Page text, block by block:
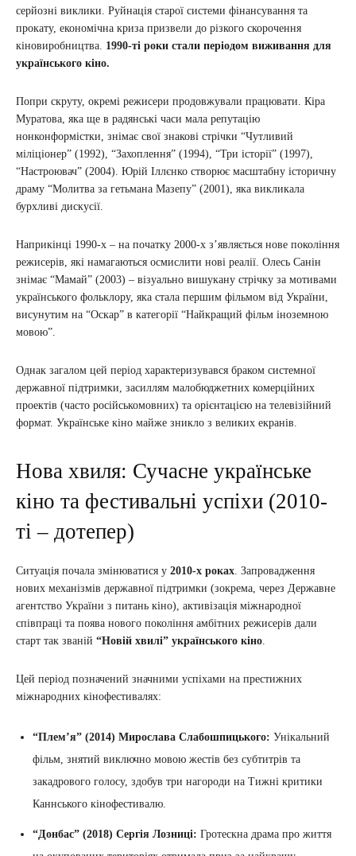
серйозні виклики. Руйнація старої системи фінансування та
прокату, економічна криза призвели до різкого скорочення
кіновиробництва. 1990-ті роки стали періодом виживання для
українського кіно.
Попри скруту, окремі режисери продовжували працювати. Кіра
Муратова, яка ще в радянські часи мала репутацію
нонконформістки, знімає свої знакові стрічки “Чутливий
міліціонер” (1992), “Захоплення” (1994), “Три історії” (1997),
“Настроювач” (2004). Юрій Іллєнко створює масштабну історичну
драму “Молитва за гетьмана Мазепу” (2001), яка викликала
бурхливі дискусії.
Наприкінці 1990-х – на початку 2000-х з’являється нове покоління
режисерів, які намагаються осмислити нові реалії. Олесь Санін
знімає “Мамай” (2003) – візуально вишукану стрічку за мотивами
українського фольклору, яка стала першим фільмом від України,
висунутим на “Оскар” в категорії “Найкращий фільм іноземною
мовою”.
Однак загалом цей період характеризувався браком системної
державної підтримки, засиллям малобюджетних комерційних
проектів (часто російськомовних) та орієнтацією на телевізійний
формат. Українське кіно майже зникло з великих екранів.
Нова хвиля: Сучасне українське
кіно та фестивальні успіхи (2010-
ті – дотепер)
Ситуація почала змінюватися у 2010-х роках . Запровадження
нових механізмів державної підтримки (зокрема, через Державне
агентство України з питань кіно), активізація міжнародної
співпраці та поява нового покоління амбітних режисерів дали
старт так званій “Новій хвилі” українського кіно
Цей період позначений значними успіхами на престижних
міжнародних кінофестивалях:
“Плем’я” (2014) Мирослава Слабошпицького: Унікальний
фільм, знятий виключно мовою жестів без субтитрів та
закадрового голосу, здобув три нагороди на Тижні критики
Каннського кінофестивалю.
“Донбас” (2018) Сергія Лозниці: Гротескна драма про життя